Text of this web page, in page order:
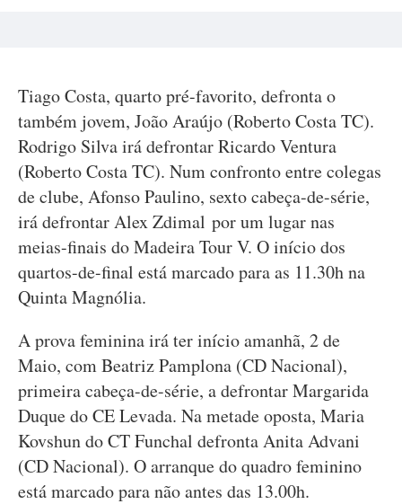
Tiago Costa, quarto pré-favorito, defronta o
também jovem, João Araújo (Roberto Costa TC).
Rodrigo Silva irá defrontar Ricardo Ventura
(Roberto Costa TC). Num confronto entre colegas
de clube, Afonso Paulino, sexto cabeça-de-série,
irá defrontar Alex Zdimal por um lugar nas
meias-finais do Madeira Tour V. O início dos
quartos-de-final está marcado para as 11.30h na
Quinta Magnólia.
A prova feminina irá ter início amanhã, 2 de
Maio, com Beatriz Pamplona (CD Nacional),
primeira cabeça-de-série, a defrontar Margarida
Duque do CE Levada. Na metade oposta, Maria
Kovshun do CT Funchal defronta Anita Advani
(CD Nacional). O arranque do quadro feminino
está marcado para não antes das 13.00h.